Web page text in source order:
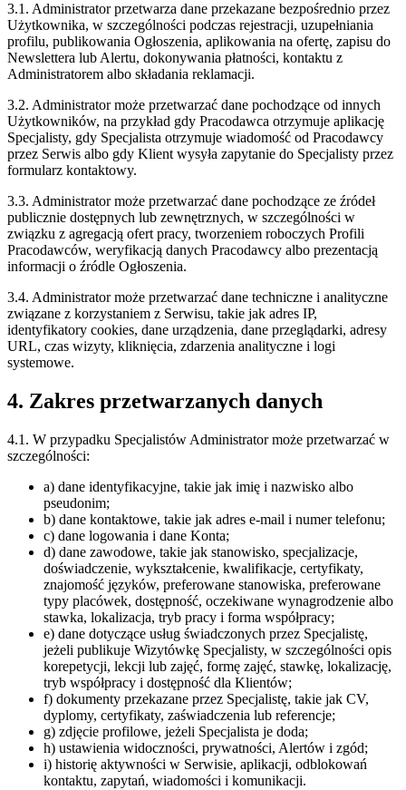
3.1. Administrator przetwarza dane przekazane bezpośrednio przez
Użytkownika, w szczególności podczas rejestracji, uzupełniania
profilu, publikowania Ogłoszenia, aplikowania na ofertę, zapisu do
Newslettera lub Alertu, dokonywania płatności, kontaktu z
Administratorem albo składania reklamacji.
3.2. Administrator może przetwarzać dane pochodzące od innych
Użytkowników, na przykład gdy Pracodawca otrzymuje aplikację
Specjalisty, gdy Specjalista otrzymuje wiadomość od Pracodawcy
przez Serwis albo gdy Klient wysyła zapytanie do Specjalisty przez
formularz kontaktowy.
3.3. Administrator może przetwarzać dane pochodzące ze źródeł
publicznie dostępnych lub zewnętrznych, w szczególności w
związku z agregacją ofert pracy, tworzeniem roboczych Profili
Pracodawców, weryfikacją danych Pracodawcy albo prezentacją
informacji o źródle Ogłoszenia.
3.4. Administrator może przetwarzać dane techniczne i analityczne
związane z korzystaniem z Serwisu, takie jak adres IP,
identyfikatory cookies, dane urządzenia, dane przeglądarki, adresy
URL, czas wizyty, kliknięcia, zdarzenia analityczne i logi
systemowe.
4. Zakres przetwarzanych danych
4.1. W przypadku Specjalistów Administrator może przetwarzać w
szczególności:
a) dane identyfikacyjne, takie jak imię i nazwisko albo
pseudonim;
b) dane kontaktowe, takie jak adres e-mail i numer telefonu;
c) dane logowania i dane Konta;
d) dane zawodowe, takie jak stanowisko, specjalizacje,
doświadczenie, wykształcenie, kwalifikacje, certyfikaty,
znajomość języków, preferowane stanowiska, preferowane
typy placówek, dostępność, oczekiwane wynagrodzenie albo
stawka, lokalizacja, tryb pracy i forma współpracy;
e) dane dotyczące usług świadczonych przez Specjalistę,
jeżeli publikuje Wizytówkę Specjalisty, w szczególności opis
korepetycji, lekcji lub zajęć, formę zajęć, stawkę, lokalizację,
tryb współpracy i dostępność dla Klientów;
f) dokumenty przekazane przez Specjalistę, takie jak CV,
dyplomy, certyfikaty, zaświadczenia lub referencje;
g) zdjęcie profilowe, jeżeli Specjalista je doda;
h) ustawienia widoczności, prywatności, Alertów i zgód;
i) historię aktywności w Serwisie, aplikacji, odblokowań
kontaktu, zapytań, wiadomości i komunikacji.